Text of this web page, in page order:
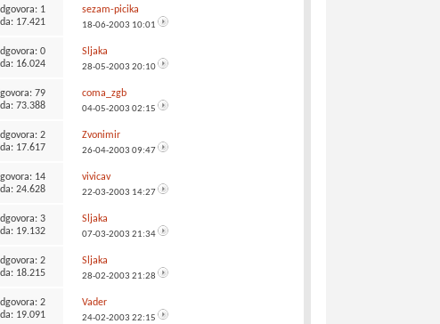
1
17.421
sezam-picika
18-06-2003 10:01
0
16.024
Sljaka
28-05-2003 20:10
79
73.388
coma_zgb
04-05-2003 02:15
2
17.617
Zvonimir
26-04-2003 09:47
14
24.628
vivicav
22-03-2003 14:27
3
19.132
Sljaka
07-03-2003 21:34
2
18.215
Sljaka
28-02-2003 21:28
2
19.091
Vader
24-02-2003 22:15